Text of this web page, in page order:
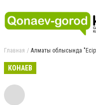
Главная Алматы облысында
КОНАЕВ